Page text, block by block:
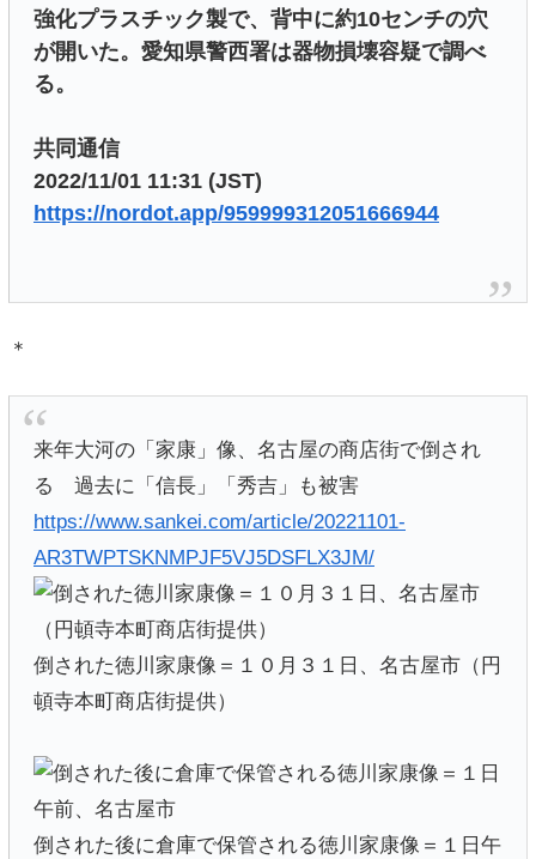
強化プラスチック製で、背中に約10センチの穴
が開いた。愛知県警西署は器物損壊容疑で調べ
る。
共同通信
2022/11/01 11:31 (JST)
https://nordot.app/959999312051666944
＊
来年大河の「家康」像、名古屋の商店街で倒され
る 過去に「信長」「秀吉」も被害
https://www.sankei.com/article/20221101-
AR3TWPTSKNMPJF5VJ5DSFLX3JM/
倒された徳川家康像＝１０月３１日、名古屋市（円
頓寺本町商店街提供）
倒された後に倉庫で保管される徳川家康像＝１日午